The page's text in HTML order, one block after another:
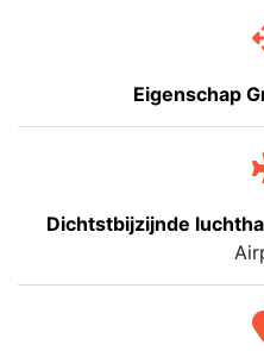
Eigenschap
Dichtstbijzijnde